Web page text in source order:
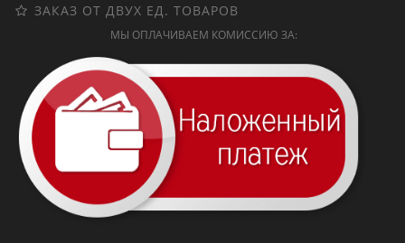
ЗАКАЗ ОТ ДВУХ ЕД. ТОВАРОВ
МЫ ОПЛАЧИВАЕМ КОМИССИЮ ЗА: